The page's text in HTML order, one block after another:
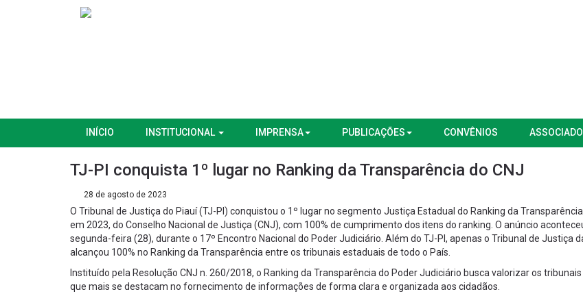
INÍCIO INSTITUCIONAL IMPRENSA PUBLICAÇÕES CONVÊNIOS
TJ-PI conquista 1º lugar no Ranking da Transparência do CNJ
28 de agosto de 2023
O Tribunal de Justiça do Piauí (TJ-PI) conquistou o 1º lugar no segmento Justiça Estadual do Ranking da
em 2023, do Conselho Nacional de Justiça (CNJ), com 100% de cumprimento dos itens do ranking. O anúncio
segunda-feira (28), durante o 17º Encontro Nacional do Poder Judiciário. Além do TJ-PI, apenas o Tribunal de Justiça
alcançou 100% no Ranking da Transparência entre os tribunais estaduais de todo o País.
Instituído pela Resolução CNJ n. 260/2018, o Ranking da Transparência do Poder Judiciário busca valorizar os
que mais se destacam no fornecimento de informações de forma clara e organizada aos cidadãos.